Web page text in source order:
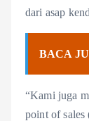
dari asap
BACA
“Kami juga
point of sales